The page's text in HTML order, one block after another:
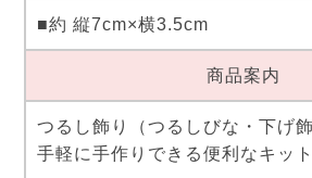
■約 縦7cm×横3.5cm
商品案内
つるし飾り（つるしびな・下げ
手軽に手作りできる便利なキット